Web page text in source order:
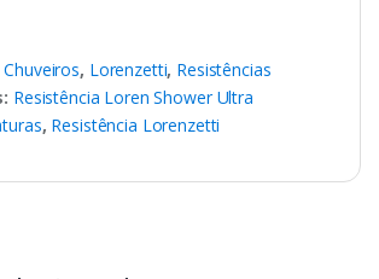
Chuveiros, Lorenzetti, Resistências
Resistência Loren Shower Ultra
, Resistência Lorenzetti